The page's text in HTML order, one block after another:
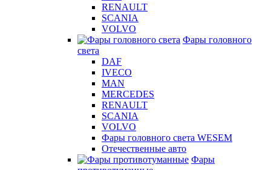
RENAULT
SCANIA
VOLVO
Фары головного
света
DAF
IVECO
MAN
MERCEDES
RENAULT
SCANIA
VOLVO
Фары головного света WESEM
Отечественные авто
Фары